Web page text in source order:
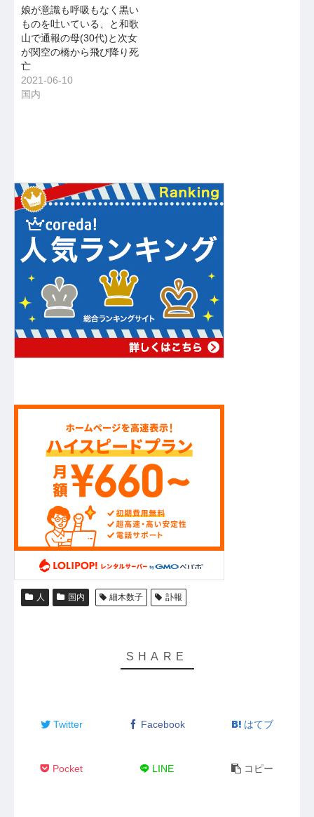
娘が意識も呼吸もなく黒い
ものを吐いている、と和歌
山で通報の母(30代)と次女
が関空の橋から飛び降り死
亡
2021-06-10
国内
人 国内 細木数子 訃報
Twitter Facebook はてブ
Pocket LINE コピー